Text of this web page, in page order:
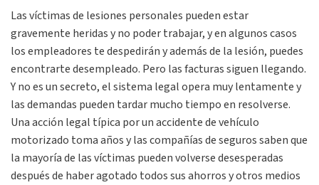
Las víctimas de lesiones personales pueden estar
gravemente heridas y no poder trabajar, y en algunos casos
los empleadores te despedirán y además de la lesión, puedes
encontrarte desempleado. Pero las facturas siguen llegando.
Y no es un secreto, el sistema legal opera muy lentamente y
las demandas pueden tardar mucho tiempo en resolverse.
Una acción legal típica por un accidente de vehículo
motorizado toma años y las compañías de seguros saben que
la mayoría de las víctimas pueden volverse desesperadas
después de haber agotado todos sus ahorros y otros medios